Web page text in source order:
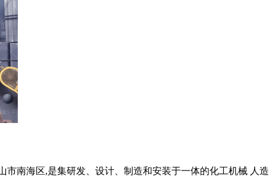
南海区,是集研发、设计、制造和安装于一体的化工机械 人